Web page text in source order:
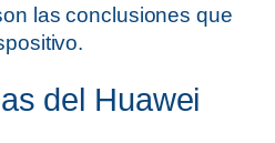
las conclusiones que
del Huawei